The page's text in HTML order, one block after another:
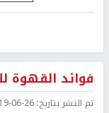
فوائد القهوة
تم النشر بتاريخ: 06-26 15:49